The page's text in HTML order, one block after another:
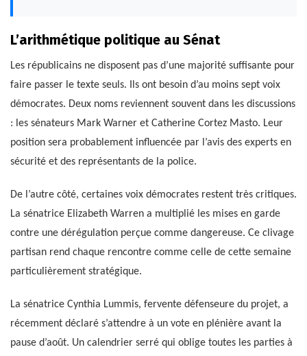
L’arithmétique politique au Sénat
Les républicains ne disposent pas d’une majorité suffisante pour
faire passer le texte seuls. Ils ont besoin d’au moins sept voix
démocrates. Deux noms reviennent souvent dans les discussions
: les sénateurs Mark Warner et Catherine Cortez Masto. Leur
position sera probablement influencée par l’avis des experts en
sécurité et des représentants de la police.
De l’autre côté, certaines voix démocrates restent très critiques.
La sénatrice Elizabeth Warren a multiplié les mises en garde
contre une dérégulation perçue comme dangereuse. Ce clivage
partisan rend chaque rencontre comme celle de cette semaine
particulièrement stratégique.
La sénatrice Cynthia Lummis, fervente défenseure du projet, a
récemment déclaré s’attendre à un vote en plénière avant la
pause d’août. Un calendrier serré qui oblige toutes les parties à